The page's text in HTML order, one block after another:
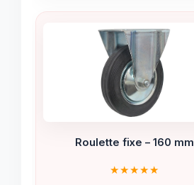
Roulette fixe – 160 mm